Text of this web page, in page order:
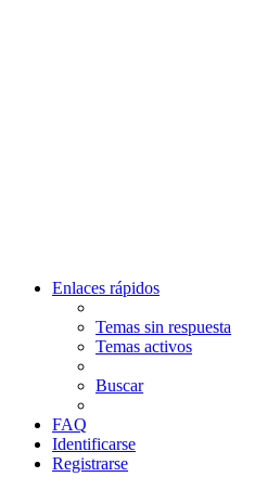
Enlaces rápidos
Temas sin respuesta
Temas activos
Buscar
FAQ
Identificarse
Registrarse